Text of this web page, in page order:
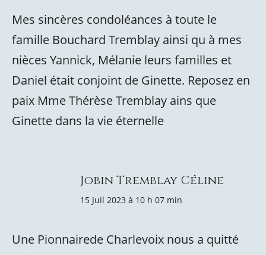
Mes sincères condoléances à toute le
famille Bouchard Tremblay ainsi qu à mes
nièces Yannick, Mélanie leurs familles et
Daniel était conjoint de Ginette. Reposez en
paix Mme Thérèse Tremblay ains que
Ginette dans la vie éternelle
Jobin Tremblay Céline
15 Juil 2023 à 10 h 07 min
Une Pionnairede Charlevoix nous a quitté